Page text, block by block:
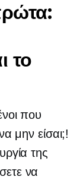
το
που
μην είσαι;!
της
να